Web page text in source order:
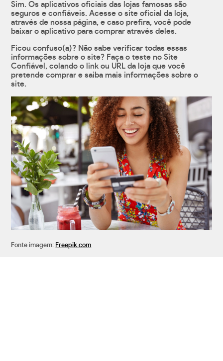
Sim. Os aplicativos oficiais das lojas famosas são
seguros e confiáveis. Acesse o site oficial da loja,
através de nossa página, e caso prefira, você pode
baixar o aplicativo para comprar através deles.
Ficou confuso(a)? Não sabe verificar todas essas
informações sobre o site? Faça o teste no Site
Confiável, colando o link ou URL da loja que você
pretende comprar e saiba mais informações sobre o
site.
Fonte imagem: Freepik.com